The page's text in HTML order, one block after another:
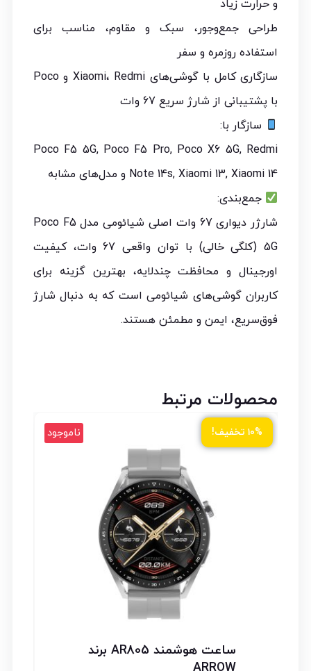
و حرارت زیاد
طراحی جمع‌وجور، سبک و مقاوم، مناسب برای
استفاده روزمره و سفر
سازگاری کامل با گوشی‌های Xiaomi، Redmi و Poco
با پشتیبانی از شارژ سریع 67 وات
سازگار با:
Poco F5 5G, Poco F5 Pro, Poco X6 5G, Redmi
Note 14s, Xiaomi 13, Xiaomi 14 و مدل‌های مشابه
جمع‌بندی:
شارژر دیواری 67 وات اصلی شیائومی مدل Poco F5
5G (کلگی خالی) با توان واقعی 67 وات، کیفیت
اورجینال و محافظت چندلایه، بهترین گزینه برای
کاربران گوشی‌های شیائومی است که به دنبال شارژ
فوق‌سریع، ایمن و مطمئن هستند.
محصولات مرتبط
۱۰% تخفیف! ناموجود
ساعت هوشمند AR805 برند